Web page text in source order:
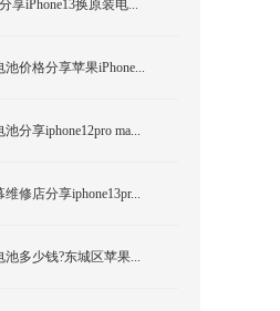
享iPhone13换原装电...
价格分享苹果iPhone...
分享iphone12pro ma...
修店分享iphone13pr...
多少钱?东城区苹果...